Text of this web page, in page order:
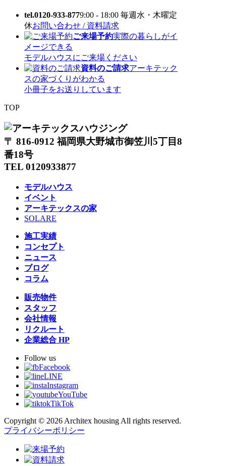
tel.0120-933-8779:00 - 18:00 毎週水・木曜定
休お問い合わせ / 資料請求
ご来場予約実際の暮らしがイ
メージできる
モデルハウスにご来場ください
資料のご請求アーキテック
スの家づくりがわかる
小冊子をお送りしています
TOP
〒 816-0912 福岡県大野城市御笠川5丁目8
番18号
TEL 0120933877
モデルハウス
イベント
アーキテックスの家
SOLARE
施工実績
コンセプト
ニュース
ブログ
コラム
販売物件
スタッフ
会社情報
リクルート
企業総合 HP
Follow us
Facebook
LINE
Instagram
YouTube
TikTok
Copyright © 2026 Architex housing All rights reserved.
プライバシーポリシー